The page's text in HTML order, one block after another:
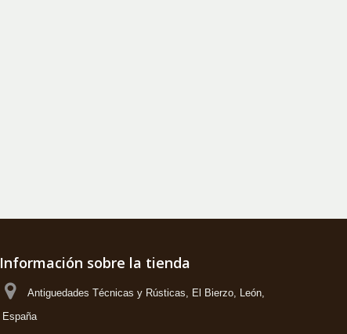
Información sobre la tienda
Antiguedades Técnicas y Rústicas, El Bierzo, León,
España